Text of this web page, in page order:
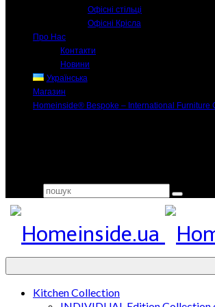
Офісні стільці
Офісні Крісла
Про Нас
Контакти
Новини
Українська
Магазин
Homeinside® Bespoke – International Furniture
Kitchen Collection